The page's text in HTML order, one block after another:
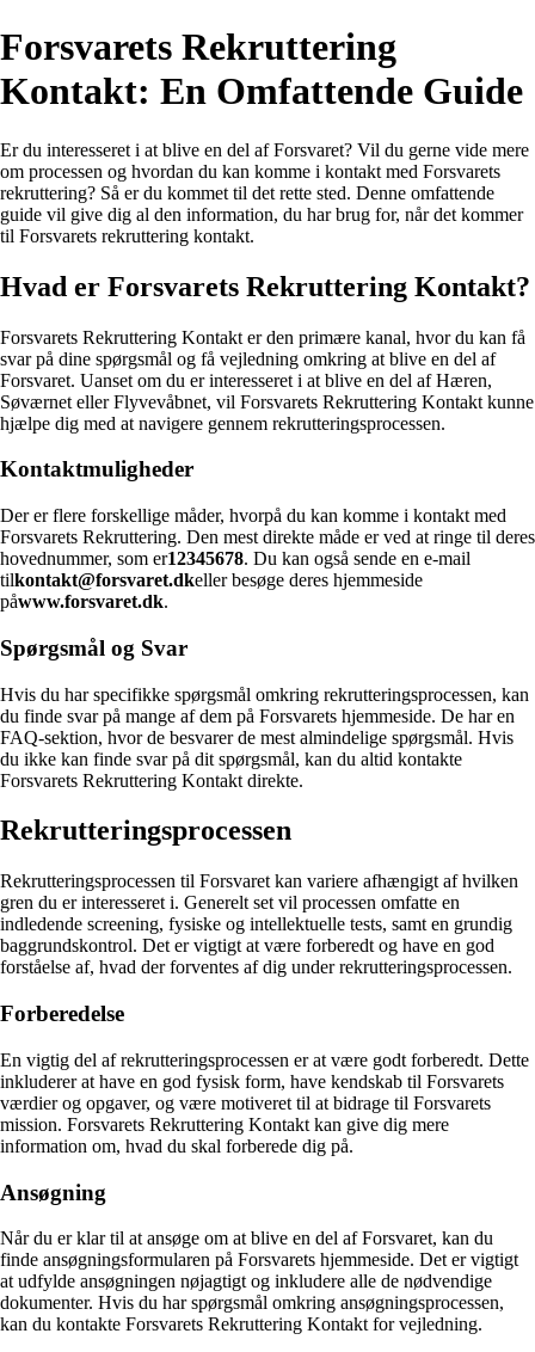
Forsvarets Rekruttering
Kontakt: En Omfattende Guide
Er du interesseret i at blive en del af Forsvaret? Vil du gerne vide mere
om processen og hvordan du kan komme i kontakt med Forsvarets
rekruttering? Så er du kommet til det rette sted. Denne omfattende
guide vil give dig al den information, du har brug for, når det kommer
til Forsvarets rekruttering kontakt.
Hvad er Forsvarets Rekruttering Kontakt?
Forsvarets Rekruttering Kontakt er den primære kanal, hvor du kan få
svar på dine spørgsmål og få vejledning omkring at blive en del af
Forsvaret. Uanset om du er interesseret i at blive en del af Hæren,
Søværnet eller Flyvevåbnet, vil Forsvarets Rekruttering Kontakt kunne
hjælpe dig med at navigere gennem rekrutteringsprocessen.
Kontaktmuligheder
Der er flere forskellige måder, hvorpå du kan komme i kontakt med
Forsvarets Rekruttering. Den mest direkte måde er ved at ringe til deres
hovednummer, som er12345678. Du kan også sende en e-mail
tilkontakt@forsvaret.dkeller besøge deres hjemmeside
påwww.forsvaret.dk.
Spørgsmål og Svar
Hvis du har specifikke spørgsmål omkring rekrutteringsprocessen, kan
du finde svar på mange af dem på Forsvarets hjemmeside. De har en
FAQ-sektion, hvor de besvarer de mest almindelige spørgsmål. Hvis
du ikke kan finde svar på dit spørgsmål, kan du altid kontakte
Forsvarets Rekruttering Kontakt direkte.
Rekrutteringsprocessen
Rekrutteringsprocessen til Forsvaret kan variere afhængigt af hvilken
gren du er interesseret i. Generelt set vil processen omfatte en
indledende screening, fysiske og intellektuelle tests, samt en grundig
baggrundskontrol. Det er vigtigt at være forberedt og have en god
forståelse af, hvad der forventes af dig under rekrutteringsprocessen.
Forberedelse
En vigtig del af rekrutteringsprocessen er at være godt forberedt. Dette
inkluderer at have en god fysisk form, have kendskab til Forsvarets
værdier og opgaver, og være motiveret til at bidrage til Forsvarets
mission. Forsvarets Rekruttering Kontakt kan give dig mere
information om, hvad du skal forberede dig på.
Ansøgning
Når du er klar til at ansøge om at blive en del af Forsvaret, kan du
finde ansøgningsformularen på Forsvarets hjemmeside. Det er vigtigt
at udfylde ansøgningen nøjagtigt og inkludere alle de nødvendige
dokumenter. Hvis du har spørgsmål omkring ansøgningsprocessen,
kan du kontakte Forsvarets Rekruttering Kontakt for vejledning.